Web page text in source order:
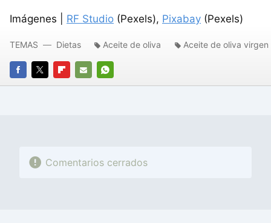
Imágenes | RF Studio (Pexels), Pixabay (Pexels)
FACEBOOK
TWITTERFLIPBOARD
E-
WHATSAPP
TEMAS Dietas Aceite de oliva Aceite de oliva
Comentarios cerrados